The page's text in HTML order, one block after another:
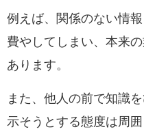
例えば、関係のない情
費やしてしまい、本来
あります。
また、他人の前で知識
示そうとする態度は周